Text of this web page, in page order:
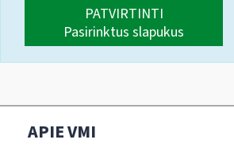
PATVIRTINTI
Pasirinktus slapukus
APIE VMI